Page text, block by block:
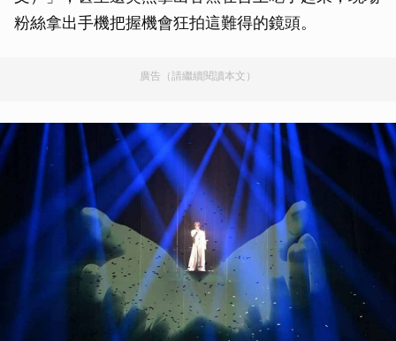
粉絲拿出手機把握機會狂拍這難得的鏡頭。
廣告（請繼續閱讀本文）